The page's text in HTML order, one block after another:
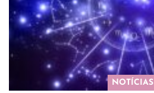
NOTÍCIAS